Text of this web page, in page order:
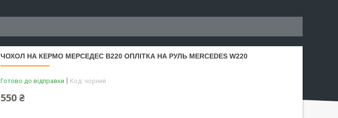
ЧОХОЛ НА КЕРМО МЕРСЕДЕС В220 ОПЛІТКА НА РУЛЬ MERCEDES W220
Готово до відправки Код: чорний
550 ₴